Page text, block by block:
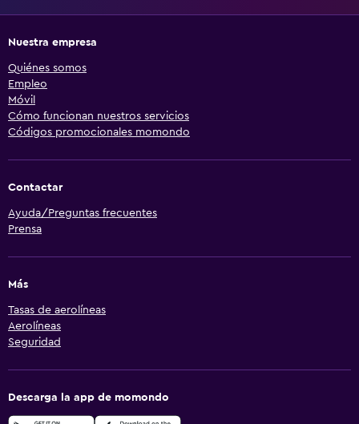
Nuestra empresa
Quiénes somos
Empleo
Móvil
Cómo funcionan nuestros servicios
Códigos promocionales momondo
Contactar
Ayuda/Preguntas frecuentes
Prensa
Más
Tasas de aerolíneas
Aerolíneas
Seguridad
Descarga la app de momondo